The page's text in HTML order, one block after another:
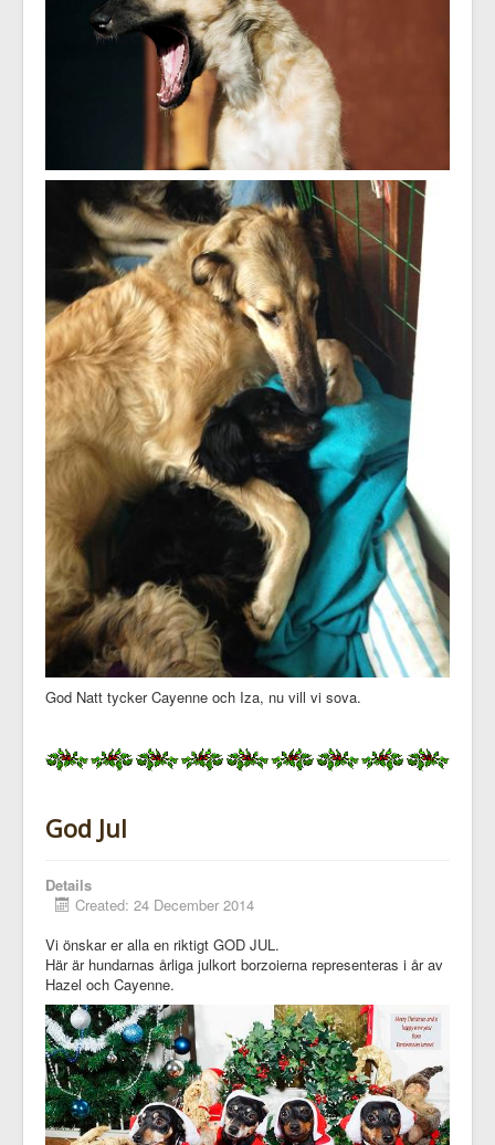
God Natt tycker Cayenne och Iza, nu vill vi sova.
God Jul
Details
Created: 24 December 2014
Vi önskar er alla en riktigt GOD JUL.
Här är hundarnas årliga julkort borzoierna representeras i år av
Hazel och Cayenne.